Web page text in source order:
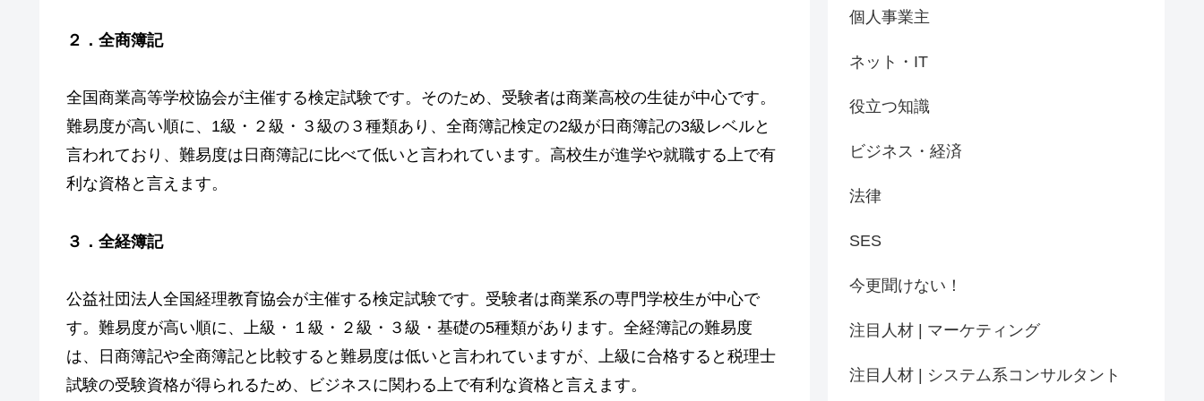
２．全商簿記
全国商業高等学校協会が主催する検定試験です。そのため、受験者は商業高校の生徒が中心です。
難易度が高い順に、1級・２級・３級の３種類あり、全商簿記検定の2級が日商簿記の3級レベルと
言われており、難易度は日商簿記に比べて低いと言われています。高校生が進学や就職する上で有
利な資格と言えます。
３．全経簿記
公益社団法人全国経理教育協会が主催する検定試験です。受験者は商業系の専門学校生が中心で
す。難易度が高い順に、上級・１級・２級・３級・基礎の5種類があります。全経簿記の難易度
は、日商簿記や全商簿記と比較すると難易度は低いと言われていますが、上級に合格すると税理士
試験の受験資格が得られるため、ビジネスに関わる上で有利な資格と言えます。
個人事業主
ネット・IT
役立つ知識
ビジネス・経済
法律
SES
今更聞けない！
注目人材 | マーケティング
注目人材 | システム系コンサルタント